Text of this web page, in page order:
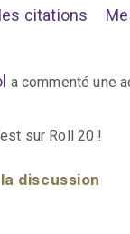
citations
a commenté une
sur Roll 20 !
discussion